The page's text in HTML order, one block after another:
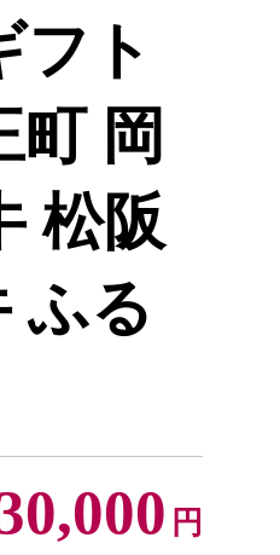
フト
町 岡
松阪
ふる
円